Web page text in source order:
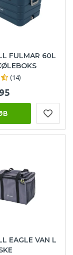
FULMAR 60L
(14)
EAGLE VAN L